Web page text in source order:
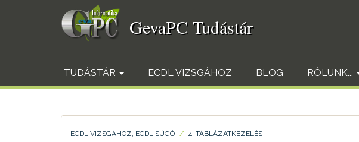
GevaPC Tudástár
TUDÁSTÁR ECDL VIZSGÁHOZ BLOG RÓLUNK...
ECDL VIZSGÁHOZ, ECDL SÚGÓ 4. TÁBLÁZATKEZELÉS